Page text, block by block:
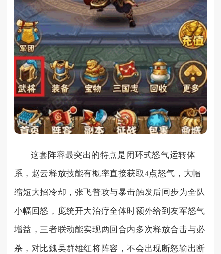
这套阵容最突出的特点是闭环式怒气运转体
系，赵云释放技能有概率直接获取4点怒气，大幅
缩短大招冷却，张飞普攻与暴击触发后同步为全队
小幅回怒，庞统开大治疗全体时额外给到友军怒气
增益，三者联动能实现两回合内多次释放合击与必
杀，对比魏吴群雄红将阵容，不会出现断怒输出断